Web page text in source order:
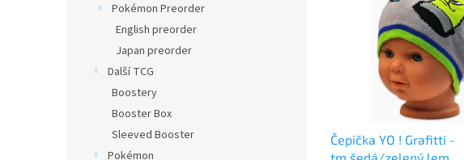
Pokémon Preorder
English preorder
Japan preorder
Další TCG
Boostery
Booster Box
Sleeved Booster
Pokémon
Čepička YO ! Grafitti -